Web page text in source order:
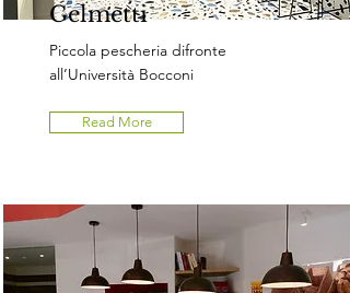
Gelmetti
Piccola pescheria difronte
all’Università Bocconi
Read More